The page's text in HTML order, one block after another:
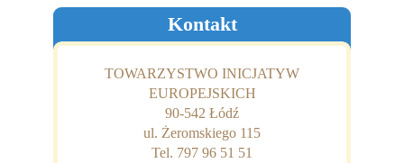
Kontakt
TOWARZYSTWO INICJATYW
EUROPEJSKICH
90-542 Łódź
ul. Żeromskiego 115
Tel. 797 96 51 51